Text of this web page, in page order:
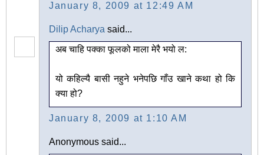
January 8, 2009 at 12:49 AM
Dilip Acharya said...
अब चाहि पक्का फूलको माला मेरै भयो ल:
यो कहिल्यै बासी नहुने भनेपछि गाँउ खाने कथा हो कि
क्या हो?
January 8, 2009 at 1:10 AM
Anonymous said...